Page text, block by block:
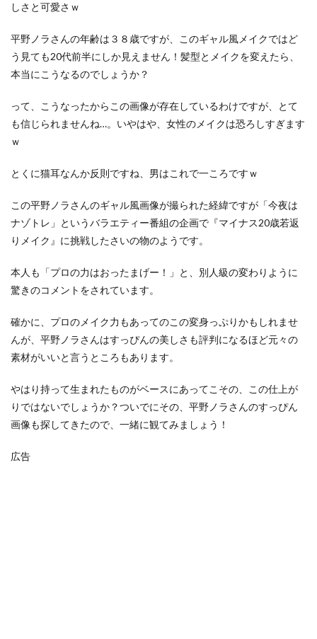
しさと可愛さｗ
平野ノラさんの年齢は３８歳ですが、このギャル風メイクではど
う見ても20代前半にしか見えません！髪型とメイクを変えたら、
本当にこうなるのでしょうか？
って、こうなったからこの画像が存在しているわけですが、とて
も信じられませんね…。いやはや、女性のメイクは恐ろしすぎます
ｗ
とくに猫耳なんか反則ですね、男はこれで一ころですｗ
この平野ノラさんのギャル風画像が撮られた経緯ですが「今夜は
ナゾトレ」というバラエティー番組の企画で『マイナス20歳若返
りメイク』に挑戦したさいの物のようです。
本人も「プロの力はおったまげー！」と、別人級の変わりように
驚きのコメントをされています。
確かに、プロのメイク力もあってのこの変身っぷりかもしれませ
んが、平野ノラさんはすっぴんの美しさも評判になるほど元々の
素材がいいと言うところもあります。
やはり持って生まれたものがベースにあってこその、この仕上が
りではないでしょうか？ついでにその、平野ノラさんのすっぴん
画像も探してきたので、一緒に観てみましょう！
広告